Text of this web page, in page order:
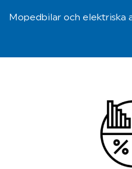
Mopedbilar och elektriska